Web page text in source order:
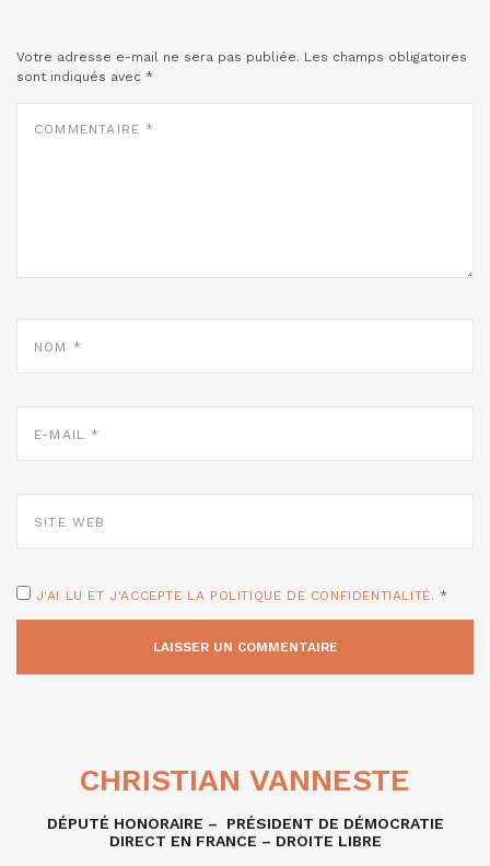
Votre adresse e-mail ne sera pas publiée. Les champs obligatoires
sont indiqués avec *
MAIL
WEB
J'AI LU ET J'ACCEPTE LA POLITIQUE DE CONFIDENTIALITÉ. *
CHRISTIAN VANNESTE
DÉPUTÉ HONORAIRE – PRÉSIDENT DE DÉMOCRATIE
DIRECT EN FRANCE – DROITE LIBRE